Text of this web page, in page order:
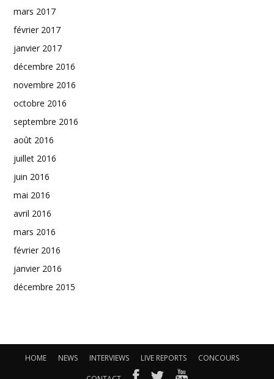
mars 2017
février 2017
janvier 2017
décembre 2016
novembre 2016
octobre 2016
septembre 2016
août 2016
juillet 2016
juin 2016
mai 2016
avril 2016
mars 2016
février 2016
janvier 2016
décembre 2015
HOME NEWS INTERVIEWS LIVE REPORTS
CONCOURS